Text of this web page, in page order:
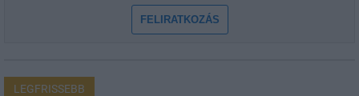
FELIRATKOZÁS
LEGFRISSEBB